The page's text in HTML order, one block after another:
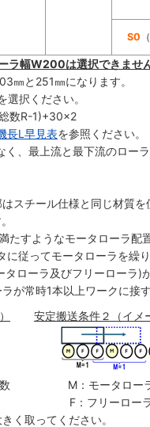
S0
ラ幅W200は選択できませ
㎜と251㎜になります。
択ください。
数R-1)+30×2
長L早見表を参照ください。
く、最上流と最下流のロー
スチール仕様と同じ材質
たすようなモータローラ配
に従ってモータローラを繰
タローラ及びフリーローラ
が常時1本以上ワークに接
安定搬送条件２（イメ
M：モータロー
F：フリーロー
く取ってください。